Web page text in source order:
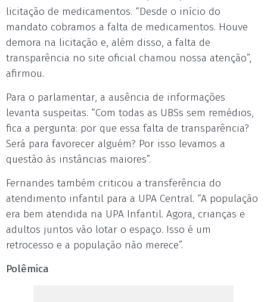
licitação de medicamentos. “Desde o início do
mandato cobramos a falta de medicamentos. Houve
demora na licitação e, além disso, a falta de
transparência no site oficial chamou nossa atenção”,
afirmou.
Para o parlamentar, a ausência de informações
levanta suspeitas. “Com todas as UBSs sem remédios,
fica a pergunta: por que essa falta de transparência?
Será para favorecer alguém? Por isso levamos a
questão às instâncias maiores”.
Fernandes também criticou a transferência do
atendimento infantil para a UPA Central. “A população
era bem atendida na UPA Infantil. Agora, crianças e
adultos juntos vão lotar o espaço. Isso é um
retrocesso e a população não merece”.
Polêmica